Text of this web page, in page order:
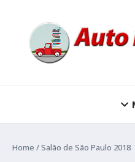
Home /Salão de São Paulo 2018